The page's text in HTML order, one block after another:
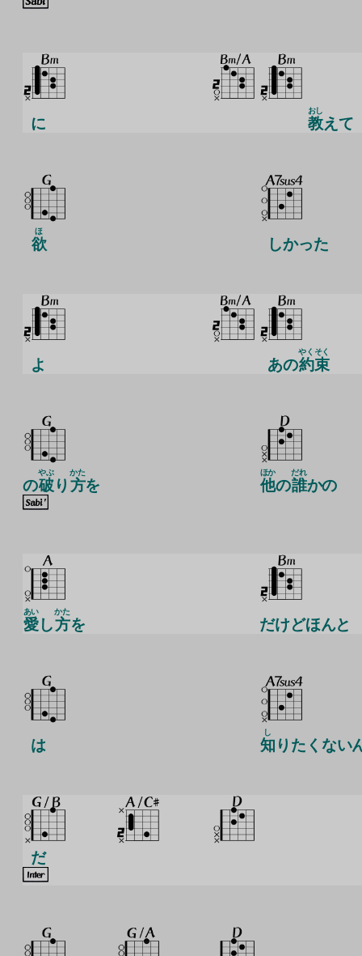
に 教
おし
えて
欲
ほ
しかった
よ あの約
やく
束
そく
の破
やぶ
り 方
かた
を 他
ほか
の誰
だれ
かの
愛
あい
し方
かた
を だけどほんと
は 知
し
りたくない
だ